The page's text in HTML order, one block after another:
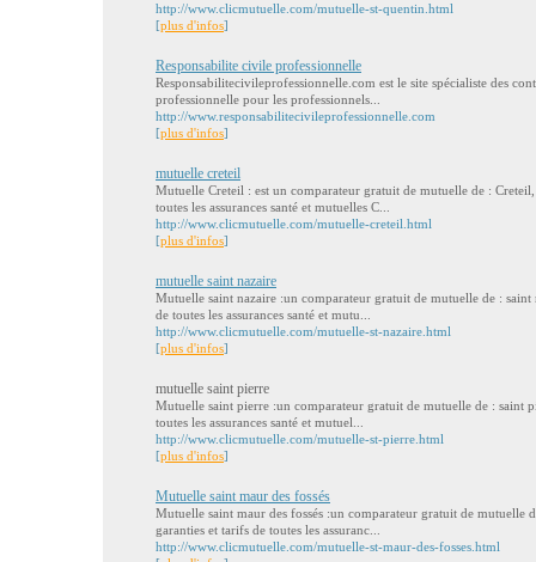
http://www.clicmutuelle.com/mutuelle-st-quentin.html
[plus d'infos]
Responsabilite civile professionnelle
Responsabilitecivileprofessionnelle.com est le site spécialiste des
professionnelle pour les professionnels...
http://www.responsabilitecivileprofessionnelle.com
[plus d'infos]
mutuelle creteil
Mutuelle Creteil : est un comparateur gratuit de mutuelle de :
toutes les assurances santé et mutuelles C...
http://www.clicmutuelle.com/mutuelle-creteil.html
[plus d'infos]
mutuelle saint nazaire
Mutuelle saint nazaire :un comparateur gratuit de mutuelle de : saint
de toutes les assurances santé et mutu...
http://www.clicmutuelle.com/mutuelle-st-nazaire.html
[plus d'infos]
mutuelle saint pierre
Mutuelle saint pierre :un comparateur gratuit de mutuelle de : saint
toutes les assurances santé et mutuel...
http://www.clicmutuelle.com/mutuelle-st-pierre.html
[plus d'infos]
Mutuelle saint maur des fossés
Mutuelle saint maur des fossés :un comparateur gratuit de mutuelle
garanties et tarifs de toutes les assuranc...
http://www.clicmutuelle.com/mutuelle-st-maur-des-fosses.html